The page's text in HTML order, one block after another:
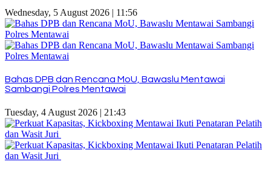
Wednesday, 5 August 2026 | 11:56
Bahas DPB dan Rencana MoU, Bawaslu Mentawai
Sambangi Polres Mentawai
Tuesday, 4 August 2026 | 21:43